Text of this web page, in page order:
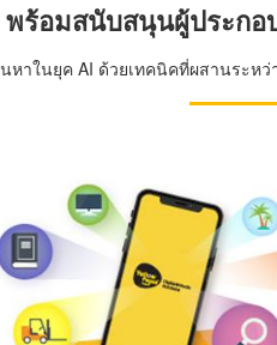
พร้อมสนับสนุนผู้ประกอ
าในยุค AI ด้วยเทคนิคที่ผสานระห